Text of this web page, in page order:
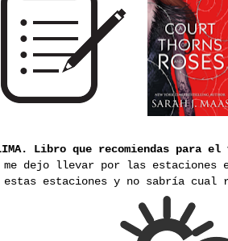
Libro que recomiendas para
me dejo llevar por las
estaciones y no sabría cual